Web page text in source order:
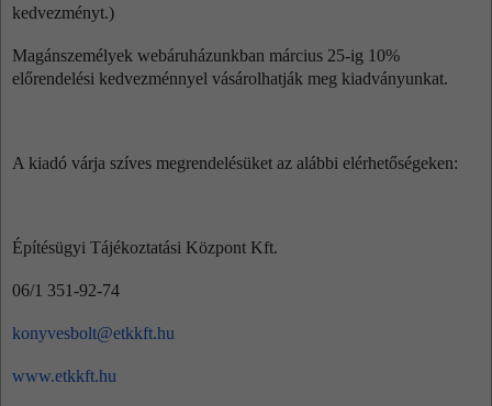
kedvezményt.)
Magánszemélyek webáruházunkban március 25-ig 10%
előrendelési kedvezménnyel vásárolhatják meg kiadványunkat.
A kiadó várja szíves megrendelésüket az alábbi elérhetőségeken:
Építésügyi Tájékoztatási Központ Kft.
06/1 351-92-74
konyvesbolt@etkkft.hu
www.etkkft.hu